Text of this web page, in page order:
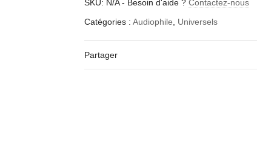
Votre note
SKU: N/A- Besoin d'aide ?Contactez-nous
Catégories :Audiophile Universels
Partager